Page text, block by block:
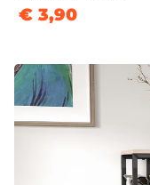
€ 3,90